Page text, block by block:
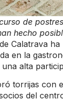
de postres
hecho
Calatrava
en la
alta
torrijas con
del